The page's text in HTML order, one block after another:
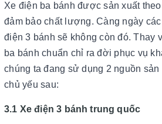
Xe điện ba bánh được sản xuất
đảm bảo chất lượng. Càng ngày
điện 3 bánh sẽ không còn đó. Thay
ba bánh chuẩn chỉ ra đời phục vụ
chúng ta đang sử dụng 2 nguồn sản
chủ yếu sau:
3.1 Xe điện 3 bánh trung quốc